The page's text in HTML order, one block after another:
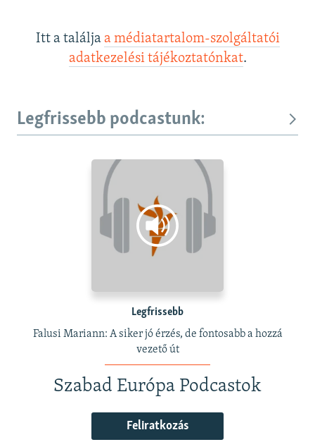
Itt a találja a médiatartalom-szolgáltatói
adatkezelési tájékoztatónkat.
Legfrissebb podcastunk:
Legfrissebb
Falusi Mariann: A siker jó érzés, de fontosabb a hozzá
vezető út
Szabad Európa Podcastok
Feliratkozás